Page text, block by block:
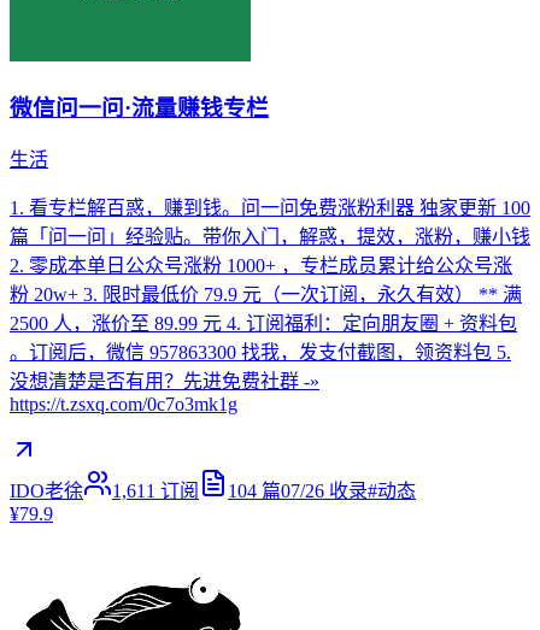
微信问一问·流量赚钱专栏
生活
1. 看专栏解百惑，赚到钱。问一问免费涨粉利器 独家更新 100
篇「问一问」经验贴。带你入门，解惑，提效，涨粉，赚小钱
2. 零成本单日公众号涨粉 1000+ ，专栏成员累计给公众号涨
粉 20w+ 3. 限时最低价 79.9 元（一次订阅，永久有效） ** 满
2500 人，涨价至 89.99 元 4. 订阅福利：定向朋友圈 + 资料包
。订阅后，微信 957863300 找我，发支付截图，领资料包 5.
没想清楚是否有用？先进免费社群 -»
https://t.zsxq.com/0c7o3mk1g
IDO老徐 1,611 订阅 104 篇07/26 收录#动态
¥79.9